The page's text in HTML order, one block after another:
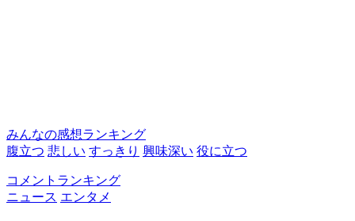
みんなの感想ランキング
腹立つ 悲しい すっきり 興味深い 役に立つ
コメントランキング
ニュース エンタメ